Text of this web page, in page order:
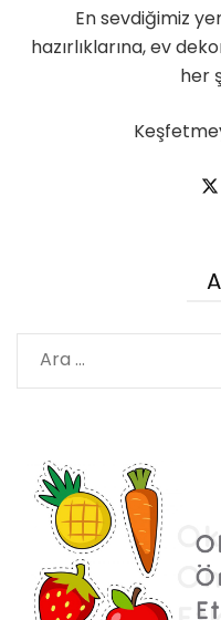
En sevdiğimiz
hazırlıklarına, ev
her
Arama: